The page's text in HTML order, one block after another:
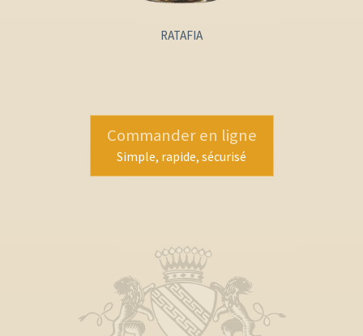
RATAFIA
Commander en ligne
Simple, rapide, sécurisé